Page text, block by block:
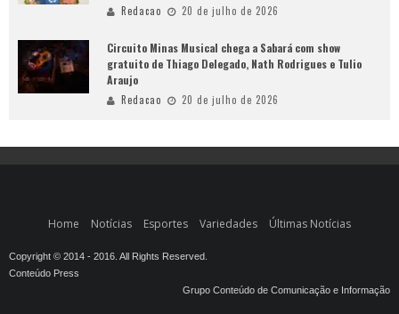
Redacao 20 de julho de 2026
Circuito Minas Musical chega a Sabará com show
gratuito de Thiago Delegado, Nath Rodrigues e Tulio
Araujo
Redacao 20 de julho de 2026
Home Notícias Esportes Variedades Últimas Notícias
Copyright © 2014 - 2016. All Rights Reserved.
Conteúdo Press
Grupo Conteúdo de Comunicação e Informação